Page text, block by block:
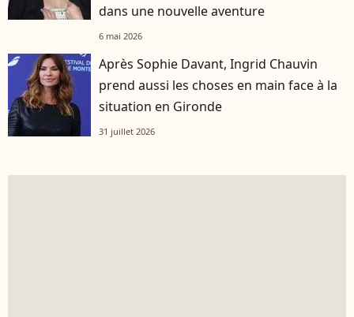
dans une nouvelle aventure
6 mai 2026
Après Sophie Davant, Ingrid Chauvin
prend aussi les choses en main face à la
situation en Gironde
31 juillet 2026